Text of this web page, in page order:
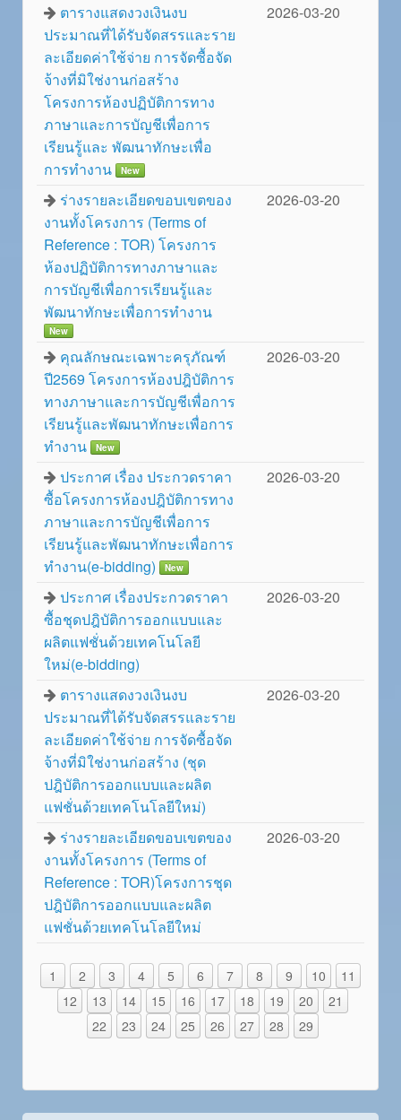
ตารางแสดงวงเงินงบ
ประมาณที่ได้รับจัดสรรและราย
ละเอียดค่าใช้จ่าย การจัดซื้อจัด
จ้างที่มิใช่งานก่อสร้าง
โครงการห้องปฏิบัติการทาง
ภาษาและการบัญชีเพื่อการ
เรียนรู้และ พัฒนาทักษะเพื่อ
การทำงาน
New
2026-03-20
ร่างรายละเอียดขอบเขตของ
งานทั้งโครงการ (Terms of
Reference : TOR) โครงการ
ห้องปฏิบัติการทางภาษาและ
การบัญชีเพื่อการเรียนรู้และ
พัฒนาทักษะเพื่อการทำงาน
New
2026-03-20
คุณลักษณะเฉพาะครุภัณฑ์
ปี2569 โครงการห้องปฎิบัติการ
ทางภาษาและการบัญชีเพื่อการ
เรียนรู้และพัฒนาทักษะเพื่อการ
ทำงาน
New
2026-03-20
ประกาศ เรื่อง ประกวดราคา
ซื้อโครงการห้องปฎิบัติการทาง
ภาษาและการบัญชีเพื่อการ
เรียนรู้และพัฒนาทักษะเพื่อการ
ทำงาน(e-bidding)
New
2026-03-20
ประกาศ เรื่องประกวดราคา
ซื้อชุดปฎิบัติการออกแบบและ
ผลิตแฟชั่นด้วยเทคโนโลยี
ใหม่(e-bidding)
2026-03-20
ตารางแสดงวงเงินงบ
ประมาณที่ได้รับจัดสรรและราย
ละเอียดค่าใช้จ่าย การจัดซื้อจัด
จ้างที่มิใช่งานก่อสร้าง (ชุด
ปฎิบัติการออกแบบและผลิต
แฟชั่นด้วยเทคโนโลยีใหม่)
2026-03-20
ร่างรายละเอียดขอบเขตของ
งานทั้งโครงการ (Terms of
Reference : TOR)โครงการชุด
ปฎิบัติการออกแบบและผลิต
แฟชั่นด้วยเทคโนโลยีใหม่
2026-03-20
1 2 3 4 5 6 7 8 9 10
11
12
13 14 15 16 17 18 19 20
21
22
23 24 25 26 27 28 29